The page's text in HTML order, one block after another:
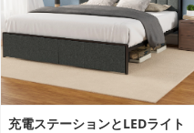
充電ステーションとLEDライト